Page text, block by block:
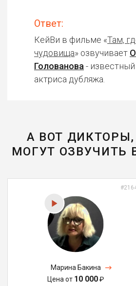
Ответ:
КейВи в фильме «Там,
чудовища» озвучивает
Голованова -
актриса дубляжа.
А ВОТ
МОГУТ ОЗВУЧИТЬ
Марина Бакина
Цена от 10 000₽